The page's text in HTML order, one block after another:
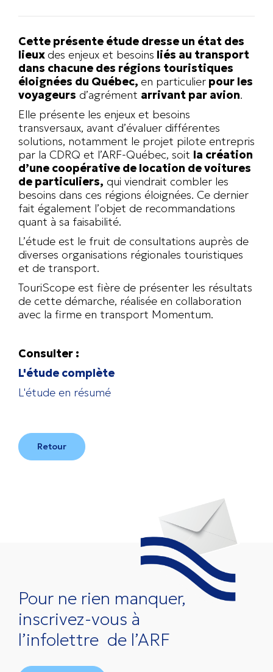
Cette présente étude dresse un état des
lieuxdes enjeux et besoins liés au transport
dans chacune des régions touristiques
éloignées du Québec, en particulier pour les
voyageurs d’agrément arrivant par avion.
Elle présente les enjeux et besoins
transversaux, avant d’évaluer différentes
solutions, notamment le projet pilote entrepris
par la CDRQ et l’ARF-Québec, soit la création
d’une coopérative de location de voitures
de particuliers, qui viendrait combler les
besoins dans ces régions éloignées. Ce dernier
fait également l’objet de recommandations
quant à sa faisabilité.
L’étude est le fruit de consultations auprès de
diverses organisations régionales touristiques
et de transport.
TouriScope est fière de présenter les résultats
de cette démarche, réalisée en collaboration
avec la firme en transport Momentum.
Consulter :
L'étude complète
L'étude en résumé
Retour
Pour ne rien manquer,
inscrivez-vous à
l’infolettre de l’ARF